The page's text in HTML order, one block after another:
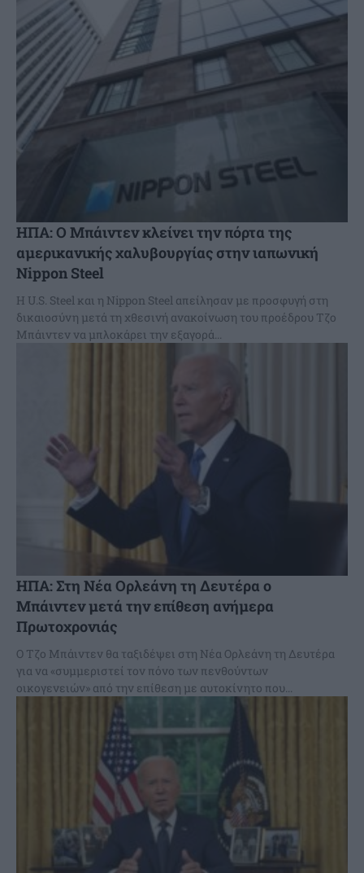
ΗΠΑ: Ο Μπάιντεν κλείνει την πόρτα της
αμερικανικής χαλυβουργίας στην ιαπωνική
Nippon Steel
Η U.S. Steel και η Nippon Steel απείλησαν με προσφυγή στη
δικαιοσύνη μετά τη χθεσινή ανακοίνωση του προέδρου Τζο
Μπάιντεν να μπλοκάρει την εξαγορά...
ΗΠΑ: Στη Νέα Ορλεάνη τη Δευτέρα ο
Μπάιντεν μετά την επίθεση ανήμερα
Πρωτοχρονιάς
Ο Τζο Μπάιντεν θα ταξιδέψει στη Νέα Ορλεάνη τη Δευτέρα
για να «συμμεριστεί τον πόνο των πενθούντων
οικογενειών» από την επίθεση με αυτοκίνητο που...